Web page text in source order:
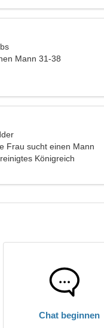
Mann 31-38
Frau sucht einen Mann
Königreich
Chat beginnen